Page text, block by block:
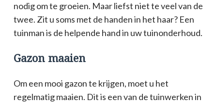
nodig om te groeien. Maar liefst niet te veel van de
twee. Zit u soms met de handen in het haar? Een
tuinman is de helpende hand in uw tuinonderhoud.
Gazon maaien
Om een mooi gazon te krijgen, moet u het
regelmatig maaien. Dit is een van de tuinwerken in